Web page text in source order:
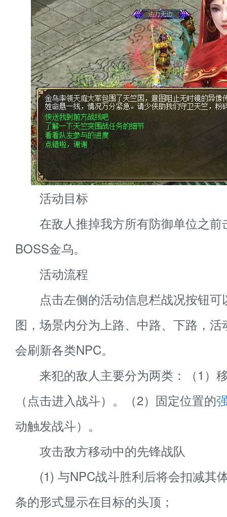
活动目标
在敌人推掉我方所有防御单位之前
BOSS金乌。
活动流程
点击左侧的活动信息栏战况按钮可
图，场景内分为上路、中路、下路，
会刷新各类NPC。
来犯的敌人主要分为两类：（1）
（点击进入战斗）。（2）固定位置的
动触发战斗）。
攻击敌方移动中的先锋战队
(1) 与NPC战斗胜利后将会扣减其
条的形式显示在目标的头顶；